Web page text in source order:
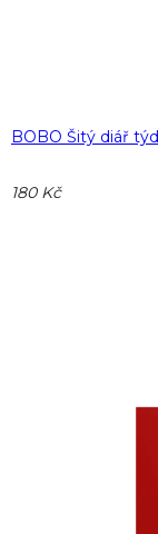
BOBO Šitý diář
180 Kč